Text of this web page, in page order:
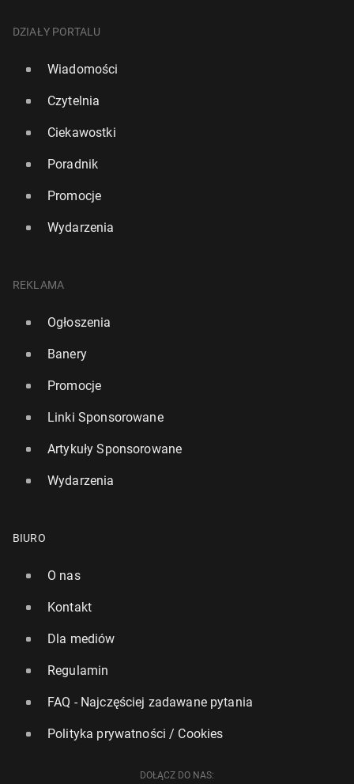
DZIAŁY PORTALU
Wiadomości
Czytelnia
Ciekawostki
Poradnik
Promocje
Wydarzenia
REKLAMA
Ogłoszenia
Banery
Promocje
Linki Sponsorowane
Artykuły Sponsorowane
Wydarzenia
BIURO
O nas
Kontakt
Dla mediów
Regulamin
FAQ - Najczęściej zadawane pytania
Polityka prywatności / Cookies
DOŁĄCZ DO NAS: